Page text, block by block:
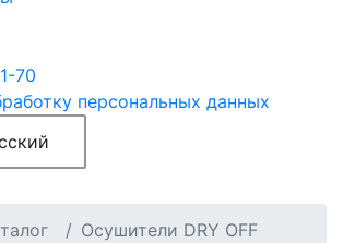
70
персональных данных
Осушители DRY OFF